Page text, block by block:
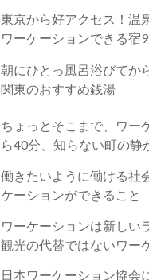
東京から好アクセス！温
ワーケーションできる宿
朝にひとっ風呂浴びてか
関東のおすすめ銭湯
ちょっとそこまで、ワー
ら40分、知らない町の静
働きたいように働ける社
ケーションができること
ワーケーションは新しい
観光の代替ではないワー
日本ワーケーション協会